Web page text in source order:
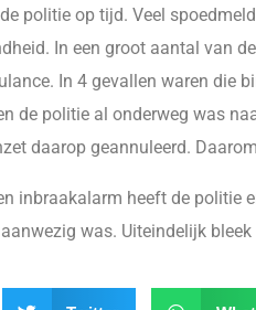
politie op tijd. Veel
In een groot aantal van
In 4 gevallen waren die
de politie al onderweg was
daarop geannuleerd.
inbraakalarm heeft de politie
was. Uiteindelijk